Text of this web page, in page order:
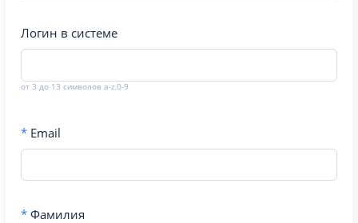
Логин в системе
от 3 до 13 символов a-z,0-9
* Email
* Фамилия